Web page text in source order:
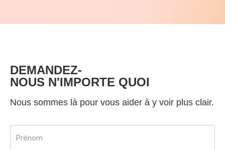
DEMANDEZ-
NOUS N'IMPORTE QUOI
Nous sommes là pour vous aider à y voir plus clair.